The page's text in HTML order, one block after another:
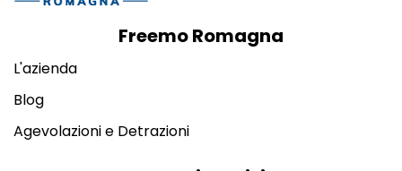
Freemo Romagna
L'azienda
Blog
Agevolazioni e Detrazioni